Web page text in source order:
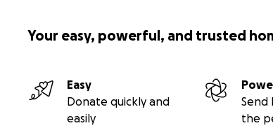
Your easy, powerful, and trusted
Easy
Donate quickly and
easily
Send
the